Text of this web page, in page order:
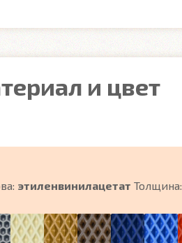
и цвет
этиленвинилацетат Толщина: